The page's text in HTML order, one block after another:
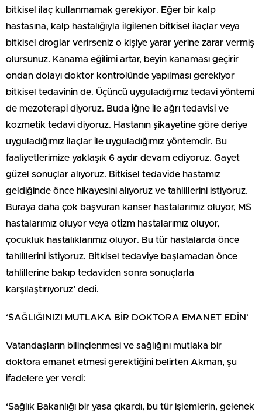
bitkisel ilaç kullanmamak gerekiyor. Eğer bir kalp
hastasına, kalp hastalığıyla ilgilenen bitkisel ilaçlar veya
bitkisel droglar verirseniz o kişiye yarar yerine zarar vermiş
olursunuz. Kanama eğilimi artar, beyin kanaması geçirir
ondan dolayı doktor kontrolünde yapılması gerekiyor
bitkisel tedavinin de. Üçüncü uyguladığımız tedavi yöntemi
de mezoterapi diyoruz. Buda iğne ile ağrı tedavisi ve
kozmetik tedavi diyoruz. Hastanın şikayetine göre deriye
uyguladığımız ilaçlar ile uyguladığımız yöntemdir. Bu
faaliyetlerimize yaklaşık 6 aydır devam ediyoruz. Gayet
güzel sonuçlar alıyoruz. Bitkisel tedavide hastamız
geldiğinde önce hikayesini alıyoruz ve tahlillerini istiyoruz.
Buraya daha çok başvuran kanser hastalarımız oluyor, MS
hastalarımız oluyor veya otizm hastalarımız oluyor,
çocukluk hastalıklarımız oluyor. Bu tür hastalarda önce
tahlillerini istiyoruz. Bitkisel tedaviye başlamadan önce
tahlillerine bakıp tedaviden sonra sonuçlarla
karşılaştırıyoruz’ dedi.
‘SAĞLIĞINIZI MUTLAKA BİR DOKTORA EMANET EDİN’
Vatandaşların bilinçlenmesi ve sağlığını mutlaka bir
doktora emanet etmesi gerektiğini belirten Akman, şu
ifadelere yer verdi:
‘Sağlık Bakanlığı bir yasa çıkardı, bu tür işlemlerin, gelenek